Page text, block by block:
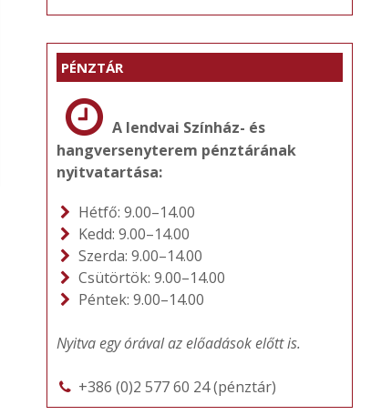
PÉNZTÁR
A lendvai Színház- és
hangversenyterem pénztárának
nyitvatartása:
Hétfő: 9.00–14.00
Kedd: 9.00–14.00
Szerda: 9.00–14.00
Csütörtök: 9.00–14.00
Péntek: 9.00–14.00
Nyitva egy órával az előadások előtt is.
+386 (0)2 577 60 24 (pénztár)